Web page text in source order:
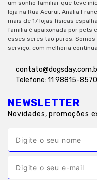
um sonho familiar que teve
loja na Rua Acuruí, Anália
mais de 17 lojas físicas
família é apaixonada por pets
esses seres tão puros.
serviço, com melhoria
Telefone: 11 98815-8570
NEWSLETTER
Novidades, promoções